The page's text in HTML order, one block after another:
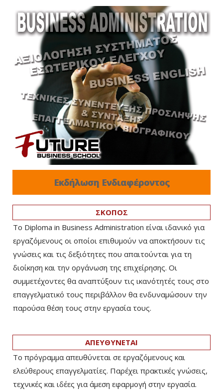
Εκδήλωση Ενδιαφέροντος
ΣΚΟΠΟΣ
Το Diploma in Business Administration είναι ιδανικό για
εργαζόμενους οι οποίοι επιθυμούν να αποκτήσουν τις
γνώσεις και τις δεξιότητες που απαιτούνται για τη
διοίκηση και την οργάνωση της επιχείρησης. Οι
συμμετέχοντες θα αναπτύξουν τις ικανότητές τους στο
επαγγελματικό τους περιβάλλον θα ενδυναμώσουν την
παρούσα θέση τους στην εργασία τους.
ΑΠΕΥΘΥΝΕΤΑΙ
Το πρόγραμμα απευθύνεται σε εργαζόμενους και
ελεύθερους επαγγελματίες. Παρέχει πρακτικές γνώσεις,
τεχνικές και ιδέες για άμεση εφαρμογή στην εργασία.